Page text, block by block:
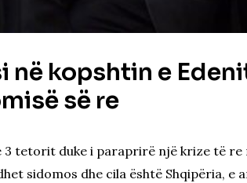
në kopshtin e
së re
3 tetorit duke i paraprirë një krize të
sidomos dhe cila është Shqipëria, e